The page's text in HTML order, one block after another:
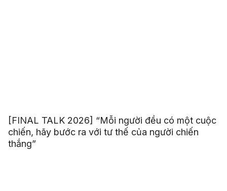
[FINAL TALK 2026] “Mỗi người đều có một cuộc
chiến, hãy bước ra với tư thế của người chiến
thắng”